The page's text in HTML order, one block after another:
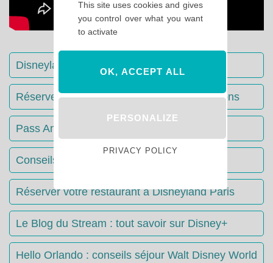
Disneyland Paris : Le guide complet
Réserver votre séjour : toutes les informations
Pass Annuels Disney : informations
Conseils & Astuces Disneyland Paris
Réserver votre restaurant à Disneyland Paris
Le Blog du Stream : tout savoir sur Disney+
Hello Orlando : conseils séjour Walt Disney World
This site uses cookies and gives
you control over what you want
to activate
OK, ACCEPT ALL
PERSONALIZE
PRIVACY POLICY